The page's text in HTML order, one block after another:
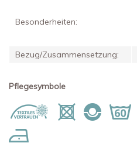
Besonderheiten:
Bezug/Zusammensetzung:
Pflegesymbole